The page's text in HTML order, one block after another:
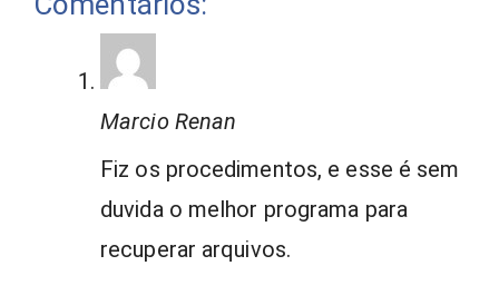
Marcio Renan
Fiz os procedimentos, e esse é sem
duvida o melhor programa para
recuperar arquivos.